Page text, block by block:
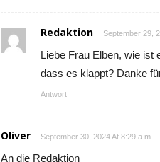
Redaktion September 29,
Liebe Frau Elben, wie ist
dass es klappt? Danke
Antwort
Oliver September 30, 2024 At 8:29 a.m.
An die Redaktion